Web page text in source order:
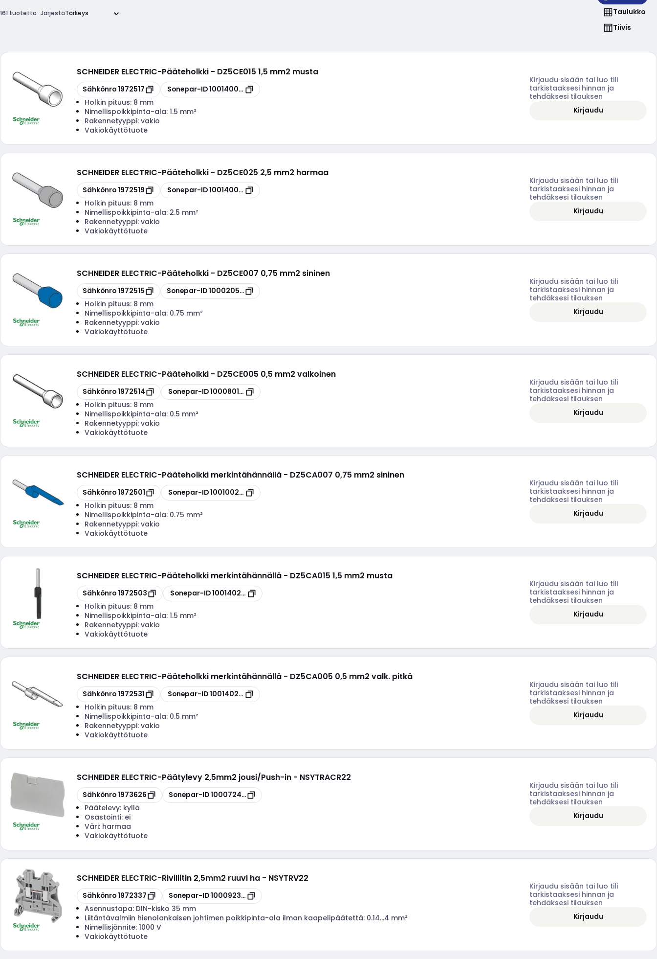
161 tuotetta Järjestä
Taulukko
Tiivis
SCHNEIDER ELECTRIC-Pääteholkki - DZ5CE015 1,5 mm2 musta
Kopioi
Sähkönro1972517 Kopioi
Sonepar-ID100140001
Holkin pituus: 8 mm
Nimellispoikkipinta-ala: 1.5 mm²
Rakennetyyppi: vakio
Vakiokäyttötuote
Kirjaudu sisään tai luo tili
tarkistaaksesi hinnan ja
tehdäksesi tilauksen
Kirjaudu
SCHNEIDER ELECTRIC-Pääteholkki - DZ5CE025 2,5 mm2 harmaa
Kopioi
Sähkönro1972519 Kopioi
Sonepar-ID100140002
Holkin pituus: 8 mm
Nimellispoikkipinta-ala: 2.5 mm²
Rakennetyyppi: vakio
Vakiokäyttötuote
Kirjaudu sisään tai luo tili
tarkistaaksesi hinnan ja
tehdäksesi tilauksen
Kirjaudu
SCHNEIDER ELECTRIC-Pääteholkki - DZ5CE007 0,75 mm2 sininen
Kopioi
Sähkönro1972515 Kopioi
Sonepar-ID100020541
Holkin pituus: 8 mm
Nimellispoikkipinta-ala: 0.75 mm²
Rakennetyyppi: vakio
Vakiokäyttötuote
Kirjaudu sisään tai luo tili
tarkistaaksesi hinnan ja
tehdäksesi tilauksen
Kirjaudu
SCHNEIDER ELECTRIC-Pääteholkki - DZ5CE005 0,5 mm2 valkoinen
Kopioi
Sähkönro1972514 Kopioi
Sonepar-ID100080178
Holkin pituus: 8 mm
Nimellispoikkipinta-ala: 0.5 mm²
Rakennetyyppi: vakio
Vakiokäyttötuote
Kirjaudu sisään tai luo tili
tarkistaaksesi hinnan ja
tehdäksesi tilauksen
Kirjaudu
SCHNEIDER ELECTRIC-Pääteholkki merkintähännällä - DZ5CA007 0,75 mm2 sininen
Kopioi
Sähkönro1972501 Kopioi
Sonepar-ID100100223
Holkin pituus: 8 mm
Nimellispoikkipinta-ala: 0.75 mm²
Rakennetyyppi: vakio
Vakiokäyttötuote
Kirjaudu sisään tai luo tili
tarkistaaksesi hinnan ja
tehdäksesi tilauksen
Kirjaudu
SCHNEIDER ELECTRIC-Pääteholkki merkintähännällä - DZ5CA015 1,5 mm2 musta
Kopioi
Sähkönro1972503 Kopioi
Sonepar-ID100140269
Holkin pituus: 8 mm
Nimellispoikkipinta-ala: 1.5 mm²
Rakennetyyppi: vakio
Vakiokäyttötuote
Kirjaudu sisään tai luo tili
tarkistaaksesi hinnan ja
tehdäksesi tilauksen
Kirjaudu
SCHNEIDER ELECTRIC-Pääteholkki merkintähännällä - DZ5CA005 0,5 mm2 valk. pitkä
Kopioi
Sähkönro1972531 Kopioi
Sonepar-ID100140270
Holkin pituus: 8 mm
Nimellispoikkipinta-ala: 0.5 mm²
Rakennetyyppi: vakio
Vakiokäyttötuote
Kirjaudu sisään tai luo tili
tarkistaaksesi hinnan ja
tehdäksesi tilauksen
Kirjaudu
SCHNEIDER ELECTRIC-Päätylevy 2,5mm2 jousi/Push-in - NSYTRACR22
Kopioi
Sähkönro1973626 Kopioi
Sonepar-ID100072432
Päätelevy: kyllä
Osastointi: ei
Väri: harmaa
Vakiokäyttötuote
Kirjaudu sisään tai luo tili
tarkistaaksesi hinnan ja
tehdäksesi tilauksen
Kirjaudu
SCHNEIDER ELECTRIC-Riviliitin 2,5mm2 ruuvi ha - NSYTRV22
Kopioi
Sähkönro1972337 Kopioi
Sonepar-ID100092309
Asennustapa: DIN-kisko 35 mm
Liitäntävalmiin hienolankaisen johtimen poikkipinta-ala ilman kaapelipäätettä: 0.14...4 mm²
Nimellisjännite: 1000 V
Vakiokäyttötuote
Kirjaudu sisään tai luo tili
tarkistaaksesi hinnan ja
tehdäksesi tilauksen
Kirjaudu